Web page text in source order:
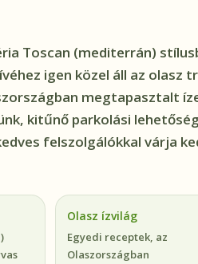
Toscan (mediterrán)
igen közel áll az olasz
megtapasztalt
kitűnő parkolási
felszolgálókkal várja
Olasz ízvilág
Egyedi receptek, az
Olaszországban